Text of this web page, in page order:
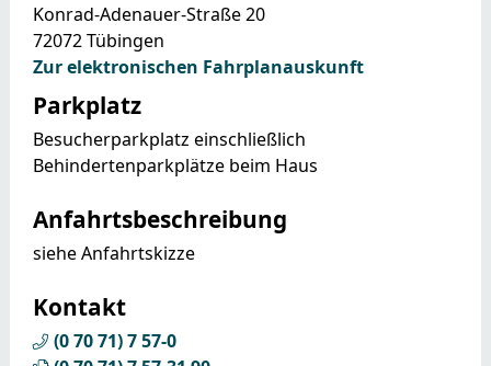
Konrad-Adenauer-Straße 20
72072Tübingen
Zur elektronischen Fahrplanauskunft
Parkplatz
Besucherparkplatz einschließlich
Behindertenparkplätze beim Haus
Anfahrtsbeschreibung
siehe Anfahrtskizze
Kontakt
(07071) 757-0